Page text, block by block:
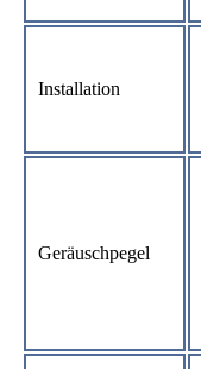
Installation
Geräuschpegel